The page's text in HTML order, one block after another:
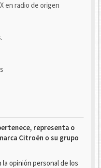
en radio de origen
representa o
Citroën o su grupo
opinión personal de los